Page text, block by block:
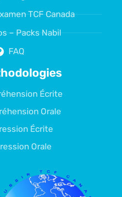
TCF Canada
– Packs Nabil
FAQ
Écrite
Orale
Écrite
Orale